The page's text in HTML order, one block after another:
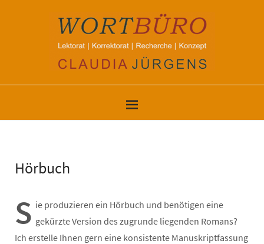
Hörbuch
S ie produzieren ein Hörbuch und benötigen eine
gekürzte Version des zugrunde liegenden Romans?
Ich erstelle Ihnen gern eine konsistente Manuskriptfassung